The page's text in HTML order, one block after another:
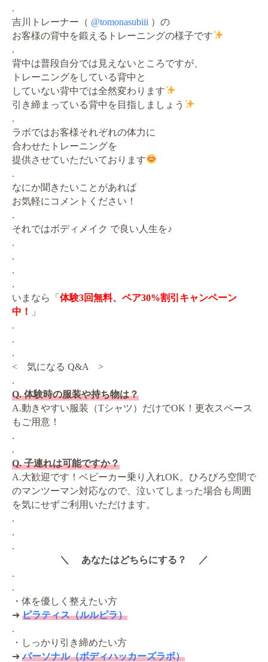
.
吉川トレーナー（ @tomonasubiii ）の
お客様の背中を鍛えるトレーニングの様子です
.
背中は普段自分では見えないところですが、
トレーニングをしている背中と
していない背中では全然変わります
引き締まっている背中を目指しましょう
.
ラボではお客様それぞれの体力に
合わせたトレーニングを
提供させていただいております
.
なにか聞きたいことがあれば
お気軽にコメントください！
.
それではボディメイク で良い人生を♪
.
.
.
.
いまなら「 体験3回無料、ペア30%割引キャンペーン
中！
」
.
.
.
< 気になる Q&A >
.
Q. 体験時の服装や持ち物は？
A.動きやすい服装（Tシャツ）だけでOK！更衣スペース
もご用意！
.
.
Q. 子連れは可能ですか？
A.大歓迎です！ベビーカー乗り入れOK。ひろびろ空間で
のマンツーマン対応なので、泣いてしまった場合も周囲
を気にせずご利用いただけます。
.
.
.
＼ あなたはどちらにする？ ／
.
.
・体を優しく整えたい方
➔ ピラティス（ルルピラ）
.
・しっかり引き締めたい方
➔パーソナル（ボディハッカーズラボ）